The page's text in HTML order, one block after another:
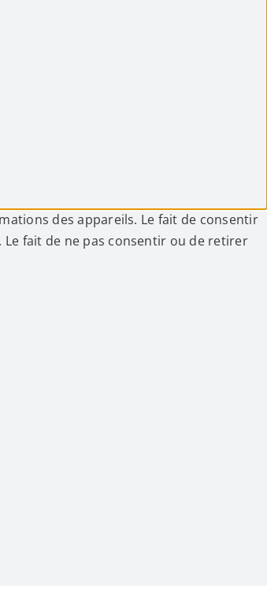
des appareils. Le fait de consentir
fait de ne pas consentir ou de retirer